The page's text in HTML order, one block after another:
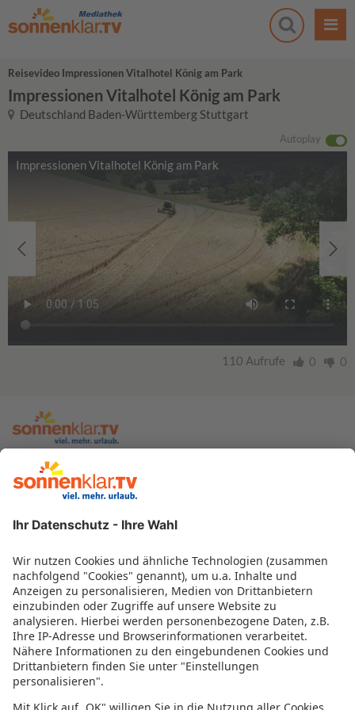
Reisevideo Impressionen Vitalhotel König am Park
Impressionen Vitalhotel König am Park
Deutschland Baden-Württemberg Stuttgart
Autoplay
Impressionen Vitalhotel König am Park
110 Aufrufe 0 0
zur sonnenklar.TV Webseite
Moderatoren
Impressum
Informationen zur Barrierefreiheit
Datenschutz
Datenschutzeinstellungen